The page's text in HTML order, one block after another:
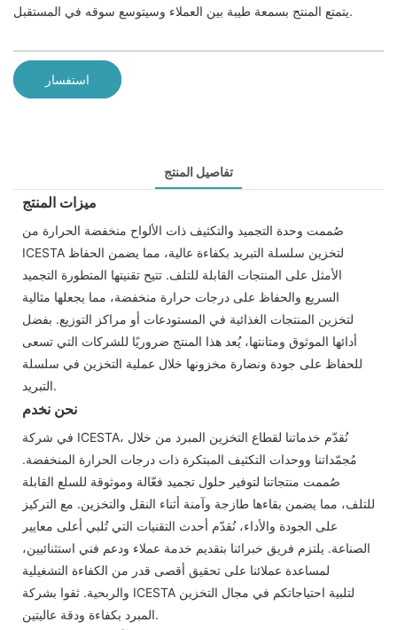
يتمتع المنتج بسمعة طيبة بين العملاء وسيتوسع سوقه في المستقبل.
استفسار
تفاصيل المنتج
ميزات المنتج
صُممت وحدة التجميد والتكثيف ذات الألواح منخفضة الحرارة من
ICESTA لتخزين سلسلة التبريد بكفاءة عالية، مما يضمن الحفاظ
الأمثل على المنتجات القابلة للتلف. تتيح تقنيتها المتطورة التجميد
السريع والحفاظ على درجات حرارة منخفضة، مما يجعلها مثالية
لتخزين المنتجات الغذائية في المستودعات أو مراكز التوزيع. بفضل
أدائها الموثوق ومتانتها، يُعد هذا المنتج ضروريًا للشركات التي تسعى
للحفاظ على جودة ونضارة مخزونها خلال عملية التخزين في سلسلة
التبريد.
نحن نخدم
في شركة ICESTA، نُقدّم خدماتنا لقطاع التخزين المبرد من خلال
مُجمّداتنا ووحدات التكثيف المبتكرة ذات درجات الحرارة المنخفضة.
صُممت منتجاتنا لتوفير حلول تجميد فعّالة وموثوقة للسلع القابلة
للتلف، مما يضمن بقاءها طازجة وآمنة أثناء النقل والتخزين. مع التركيز
على الجودة والأداء، نُقدّم أحدث التقنيات التي تُلبي أعلى معايير
الصناعة. يلتزم فريق خبرائنا بتقديم خدمة عملاء ودعم فني استثنائيين،
لمساعدة عملائنا على تحقيق أقصى قدر من الكفاءة التشغيلية
والربحية. ثقوا بشركة ICESTA لتلبية احتياجاتكم في مجال التخزين
المبرد بكفاءة ودقة عاليتين.